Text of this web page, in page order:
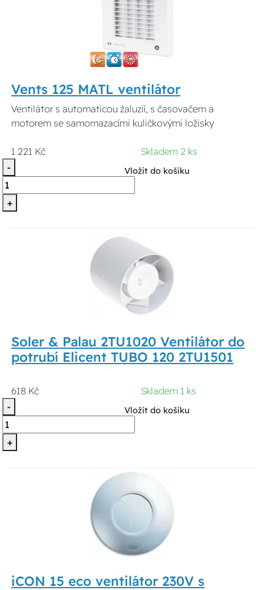
Vents 125 MATL ventilátor
Ventilátor s automaticou žaluzií, s časovačem a
motorem se samomazacími kuličkovými ložisky
1 221 Kč
Skladem 2 ks
-
+
Vložit do košíku
Soler & Palau 2TU1020 Ventilátor do
potrubí Elicent TUBO 120 2TU1501
618 Kč
Skladem 1 ks
-
+
Vložit do košíku
iCON 15 eco ventilátor 230V s